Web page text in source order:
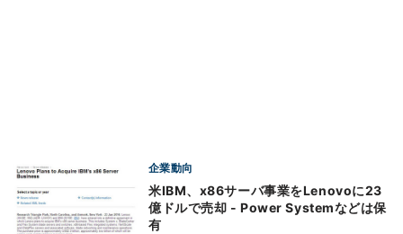
企業動向
米IBM、x86サーバ事業をLenovoに23
億ドルで売却 - Power Systemなどは保
有